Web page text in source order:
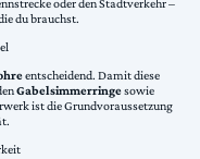
du brauchst.
entscheidend. Damit diese
Gabelsimmerringesowie
ist die Grundvoraussetzung